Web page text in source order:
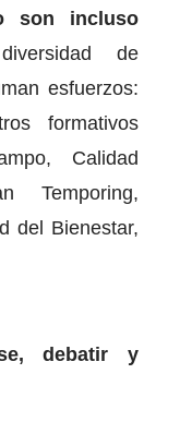
son incluso
de
esfuerzos:
formativos
Calidad
Temporing,
del Bienestar,
debatir y